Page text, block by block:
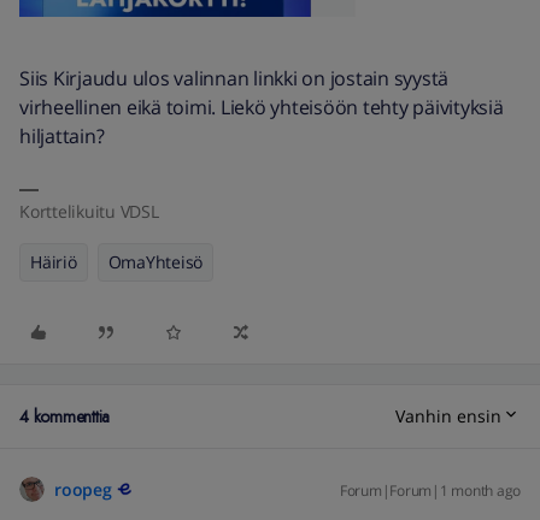
Siis Kirjaudu ulos valinnan linkki on jostain syystä
virheellinen eikä toimi. Liekö yhteisöön tehty päivityksiä
hiljattain?
Korttelikuitu VDSL
Häiriö OmaYhteisö
4 kommenttia Vanhin ensin
roopeg Forum|Forum|1 month ago